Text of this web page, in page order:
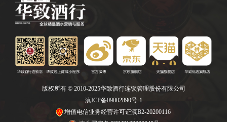
版权所有 © 2010-2025华致酒行连锁管理股份有限公司
滇ICP备09002890号-1
增值电信业务经营许可证滇B2-20200116